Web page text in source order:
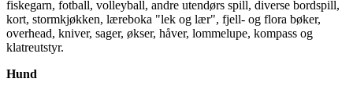
fiskegarn, fotball, volleyball, andre utendørs spill, diverse bordspill,
kort, stormkjøkken, læreboka "lek og lær", fjell- og flora bøker,
overhead, kniver, sager, økser, håver, lommelupe, kompass og
klatreutstyr.
Hund